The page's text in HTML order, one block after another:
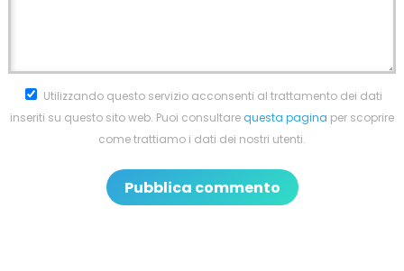
Utilizzando questo servizio acconsenti al trattamento dei dati
inseriti su questo sito web. Puoi consultarequesta pagina per scoprire
come trattiamo i dati dei nostri utenti.